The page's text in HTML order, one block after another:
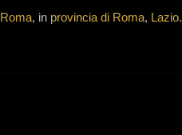
Roma, in provincia di Roma, Lazio.